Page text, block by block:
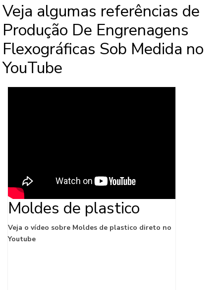
Veja algumas referências de
Produção De Engrenagens
Flexográficas Sob Medida no
YouTube
Moldes de plastico
Veja o vídeo sobre Moldes de plastico direto no
Youtube